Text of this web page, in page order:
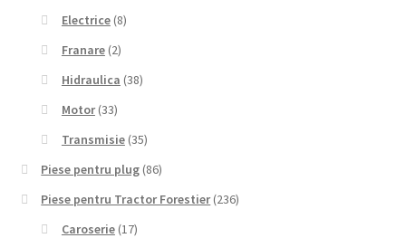
Electrice (8)
Franare (2)
Hidraulica (38)
Motor (33)
Transmisie (35)
Piese pentru plug (86)
Piese pentru Tractor Forestier (236)
Caroserie (17)